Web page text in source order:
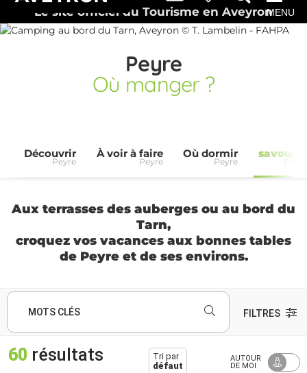
Le site officiel du Tourisme en AveyronMENU
Peyre
Où manger ?
Découvrir
Peyre
À voir à faire
Peyre
Où dormir
Peyre
savourer
Peyre
Aux terrasses des auberges ou au bord du
Tarn,
croquez vos vacances aux bonnes tables
de Peyre et de ses environs.
MOTS CLÉS FILTRES
60 résultats
Tri par
défaut
AUTOUR
DE MOI